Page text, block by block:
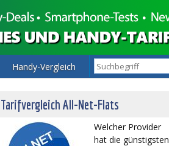
Handy-Vergleich
Tarifvergleich All-Net-Flats
Welcher Provider
hat die günstigsten